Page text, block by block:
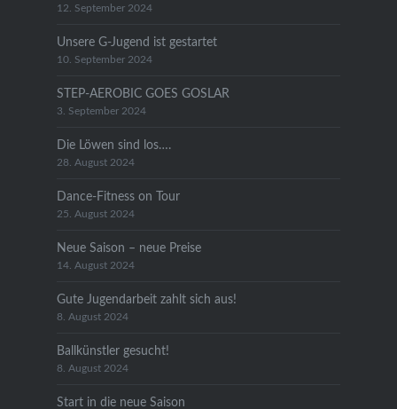
12. September 2024
Unsere G-Jugend ist gestartet
10. September 2024
STEP-AEROBIC GOES GOSLAR
3. September 2024
Die Löwen sind los….
28. August 2024
Dance-Fitness on Tour
25. August 2024
Neue Saison – neue Preise
14. August 2024
Gute Jugendarbeit zahlt sich aus!
8. August 2024
Ballkünstler gesucht!
8. August 2024
Start in die neue Saison